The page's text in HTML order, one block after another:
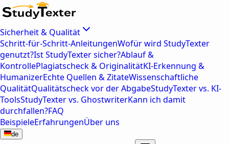
Sicherheit & Qualität
Schritt-für-Schritt-AnleitungenWofür wird StudyTexter
genutzt?Ist StudyTexter sicher?Ablauf &
KontrollePlagiatscheck & OriginalitätKI-Erkennung &
HumanizerEchte Quellen & ZitateWissenschaftliche
QualitätQualitätscheck vor der AbgabeStudyTexter vs. KI-
ToolsStudyTexter vs. GhostwriterKann ich damit
durchfallen?FAQ
BeispieleErfahrungenÜber uns
de